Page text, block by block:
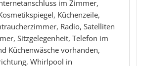
im Zimmer,
Küchenzeile,
Radio, Satelliten
Sitzgelegenheit, Telefon im
Küchenwäsche vorhanden,
Whirlpool in